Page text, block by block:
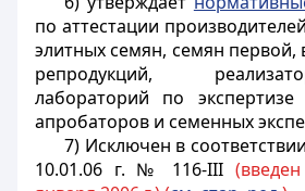
по аттестации
элитных семян, семян первой,
репродукций,
лабораторий по экспертизе
апробаторов и семенных
7) Исключен в
10.01.06 г. № 116-III